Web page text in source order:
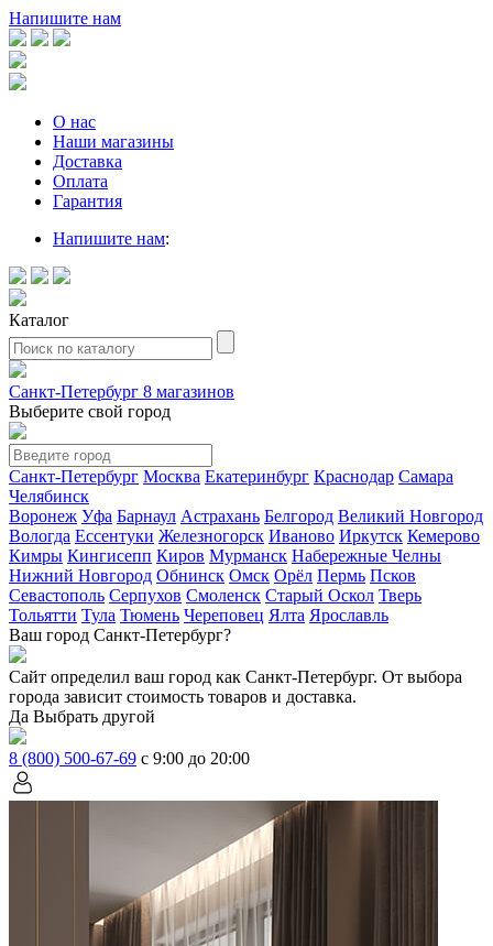
Напишите нам
О нас
Наши магазины
Доставка
Оплата
Гарантия
Напишите нам:
Каталог
Санкт-Петербург 8 магазинов
Выберите свой город
Санкт-Петербург Москва Екатеринбург Краснодар Самара
Челябинск
Воронеж Уфа Барнаул Астрахань Белгород Великий Новгород
Вологда Ессентуки Железногорск Иваново Иркутск Кемерово
Кимры Кингисепп Киров Мурманск Набережные Челны
Нижний Новгород Обнинск Омск Орёл Пермь Псков
Севастополь Серпухов Смоленск Старый Оскол Тверь
Тольятти Тула Тюмень Череповец Ялта Ярославль
Ваш город Санкт-Петербург?
Сайт определил ваш город как Санкт-Петербург. От выбора
города зависит стоимость товаров и доставка.
Да Выбрать другой
8 (800) 500-67-69 с 9:00 до 20:00